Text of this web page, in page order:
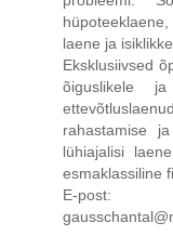
laene ja
Eksklusiivsed
õiguslikele
rahastamise
lühiajalisi
esmaklassiline
E-post: